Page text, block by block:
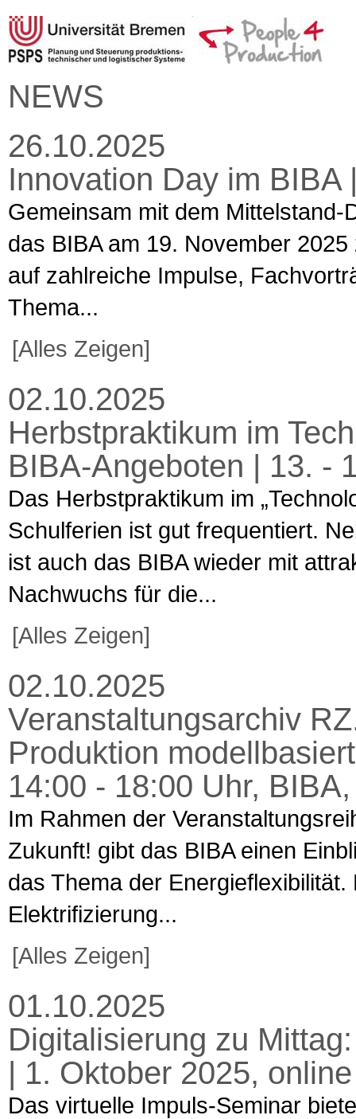
NEWS
26.10.2025
Innovation Day im
Gemeinsam mit dem
das BIBA am 19. November
auf zahlreiche Impulse,
Thema...
[Alles Zeigen]
02.10.2025
Herbstpraktikum im
BIBA-Angeboten | 13. -
Das Herbstpraktikum im
Schulferien ist gut frequentiert.
ist auch das BIBA wieder mit
Nachwuchs für die...
[Alles Zeigen]
02.10.2025
Veranstaltungsarchiv
Produktion
14:00 - 18:00 Uhr,
Im Rahmen der
Zukunft! gibt das BIBA einen
das Thema der
Elektrifizierung...
[Alles Zeigen]
01.10.2025
Digitalisierung zu
| 1. Oktober 2025, online
Das virtuelle Impuls-Seminar